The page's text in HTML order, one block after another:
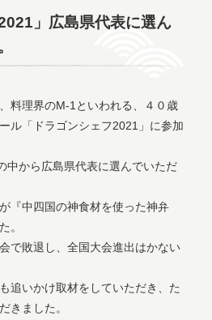
」広島県代表に選ん
料理界のM-1といわれる、４０歳
ル「ドラゴンシェフ2021」に参加
中から広島県代表に選んでいただ
『中四国の神食材を使った神弁
。
で敗退し、全国大会進出はかない
追いかけ取材をしていただき、た
きました。